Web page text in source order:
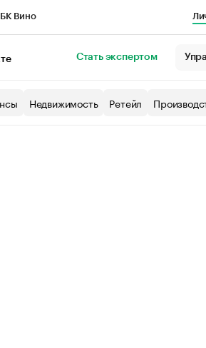
Вино
Стать экспертом
Недвижимость Ретейл